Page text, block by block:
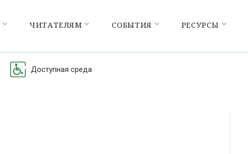
ЧИТАТЕЛЯМ СОБЫТИЯ РЕСУРСЫ
Доступная среда